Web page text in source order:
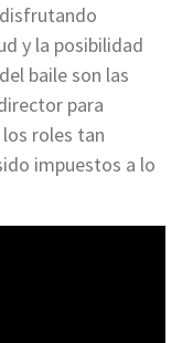
y la posibilidad
baile son las
para
roles tan
impuestos a lo